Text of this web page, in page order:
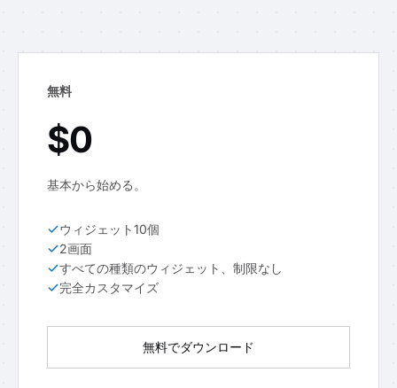
無料
$0
基本から始める。
ウィジェット10個
2画面
すべての種類のウィジェット、制限なし
完全カスタマイズ
無料でダウンロード